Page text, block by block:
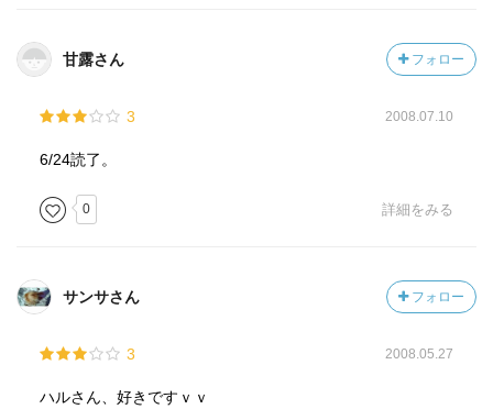
甘露さん フォロー
3 2008.07.10
6/24読了。
0 詳細をみる
サンサさん フォロー
3 2008.05.27
ハルさん、好きですｖｖ